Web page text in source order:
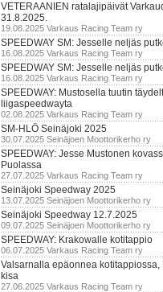
VETERAANIEN ratalajipäivät
31.8.2025.
19.08.2025 Varkaus Racing Team ry
SPEEDWAY SM: Jesselle neljäs
16.08.2025 Varkaus Racing Team ry
SPEEDWAY SM: Jesselle neljäs
16.08.2025 Varkaus Racing Team ry
SPEEDWAY: Mustosella tuutin
liigaspeedwayta
02.08.2025 Varkaus Racing Team ry
SM-HLÖ Seinäjoki 2025
30.07.2025 Seinäjoen Moottorikerho ry
SPEEDWAY: Jesse Mustonen
Puolassa
27.07.2025 Varkaus Racing Team ry
Seinäjoki Speedway 2025
13.07.2025 Seinäjoen Moottorikerho ry
Seinäjoki Speedway 12.7.2025
09.07.2025 Seinäjoen Moottorikerho ry
SPEEDWAY: Krakowalle kotitappio
06.07.2025 Varkaus Racing Team ry
Valsarnalla epäonnea kotitappiossa,
kisa
27.06.2025 Varkaus Racing Team ry